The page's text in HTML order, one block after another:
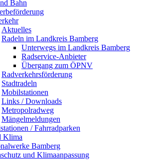
Bahn
Aktuelles
Radeln im Landkreis Bamberg
Unterwegs im Landkreis Bamberg
Radservice-Anbieter
Übergang zum ÖPNV
Radverkehrsförderung
Stadtradeln
Mobilstationen
Links / Downloads
Metropolradweg
Mängelmeldungen
/ Fahrradparken
Klima
Bamberg
und Klimaanpassung